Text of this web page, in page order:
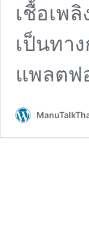
เชื้อเพ
เป็นทา
แพลตฟ